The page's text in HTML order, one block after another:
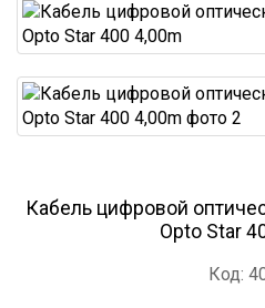
Кабель цифровой
Opto Star
Код: